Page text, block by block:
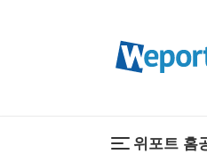
위포트 홈